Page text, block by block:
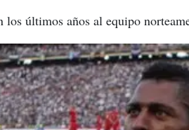
últimos años al equipo